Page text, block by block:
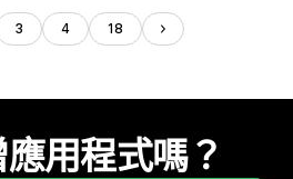
3 4 18
用程式嗎？